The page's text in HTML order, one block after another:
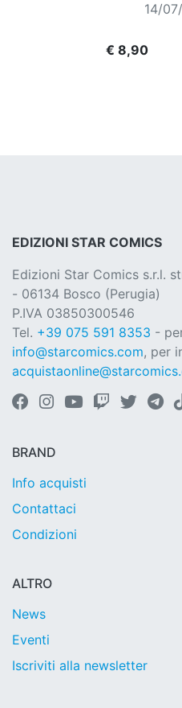
14/
€ 8,90
EDIZIONI STAR COMICS
Edizioni Star Comics s.r.l.
- 06134 Bosco (Perugia)
P.IVA 03850300546
Tel. +39 075 591 8353 -
info@starcomics.com, per
BRAND
Info acquisti
Contattaci
Condizioni
ALTRO
News
Eventi
Iscriviti alla newsletter